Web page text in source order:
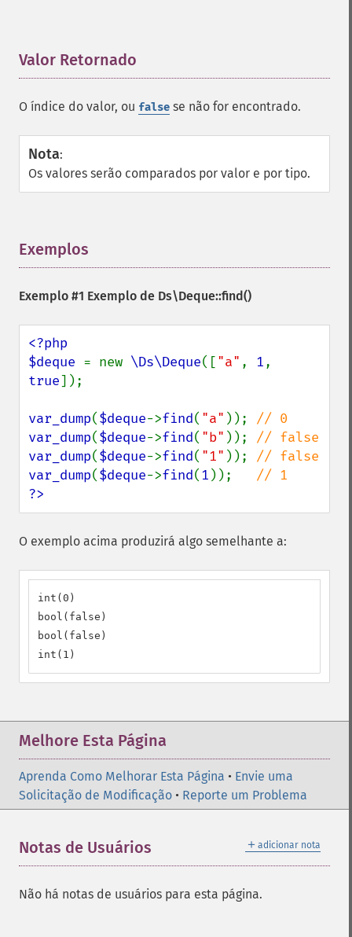
Valor Retornado
O índice do valor, ou false se não for encontrado.
Nota:
Os valores serão comparados por valor e por tipo.
Exemplos
Exemplo #1 Exemplo de Ds\Deque::find()
<?php
$deque = new \Ds\Deque(["a" , 1
true]);
var_dump($deque->find( "a" ));
var_dump($deque->find( "b" ));
var_dump($deque->find( "1" ));
var_dump($deque->find(1 ));
?>
O exemplo acima produzirá algo semelhante a:
int(0)
bool(false)
bool(false)
int(1)
Melhore Esta Página
Aprenda Como Melhorar Esta Página • Envie uma
Solicitação de Modificação • Reporte um Problema
＋ adicionar nota
Notas de Usuários
Não há notas de usuários para esta página.